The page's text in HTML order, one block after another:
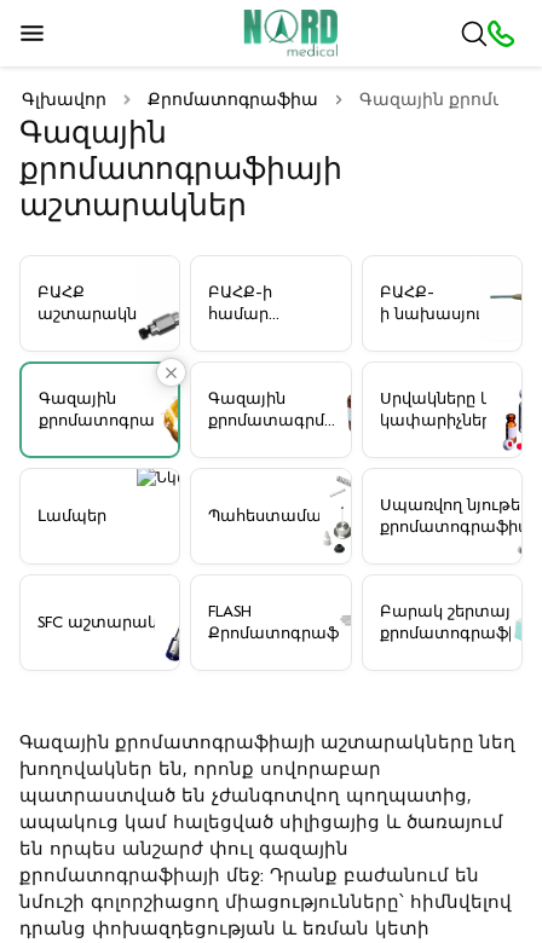
Գլխավոր Քրոմատոգրաֆիա Գազային
Գազային
քրոմատոգրաֆիայի
աշտարակներ
ԲԱՀՔ
աշտարակներ
ԲԱՀՔ-ի
համար
լուծիչները
ԲԱՀՔ-
ի նախասյուները
Գազային
քրոմատոգրաֆիայի
Գազային
քրոմատագրման
Սրվակները և
կափարիչները
Լամպեր Պահեստամասեր
Սպառվող նյութեր
SFC աշտարակներ
FLASH
Քրոմատոգրաֆիան
Բարակ շերտային
Գազային քրոմատոգրաֆիայի աշտարակներընեղ
խողովակներ են, որոնք սովորաբար
պատրաստված են չժանգոտվող պողպատից,
ապակուց կամ հալեցված սիլիցայից և ծառայում
են որպես անշարժ փուլ գազային
քրոմատոգրաֆիայի մեջ: Դրանք բաժանում են
նմուշի գոլորշիացող միացությունները՝ հիմնվելով
դրանց փոխազդեցության և եռման կետի